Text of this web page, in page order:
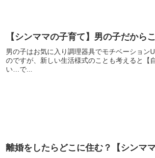
【シンママの子育て】男の子だから
男の子はお気に入り調理器具でモチベーション
のですが、新しい生活様式のことも考えると【
い…で...
離婚をしたらどこに住む？【シンマ